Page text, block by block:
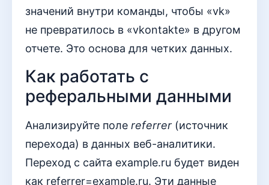
значений внутри команды, чтобы «vk»
не превратилось в «vkontakte» в другом
отчете. Это основа для четких данных.
Как работать с
реферальными данными
Анализируйте поле referrer (источник
перехода) в данных веб-аналитики.
Переход с сайта example.ru будет виден
как referrer=example.ru. Эти данные